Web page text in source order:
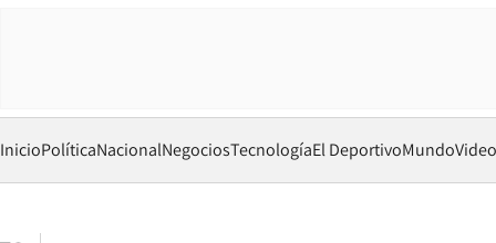
InicioPolíticaNacionalNegociosTecnologíaEl DeportivoMundo